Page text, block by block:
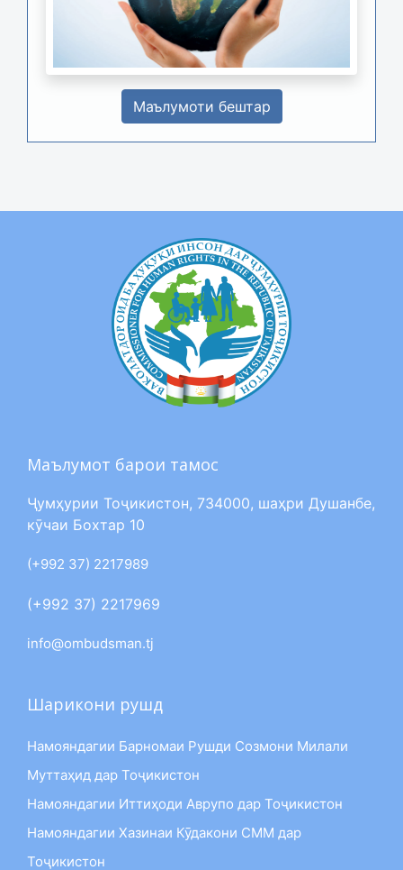
Маълумоти бештар
Маълумот барои тамос
Ҷумҳурии Тоҷикистон, 734000, шаҳри Душанбе,
кӯчаи Бохтар 10
(+992 37) 2217989
(+992 37) 2217969
info@ombudsman.tj
Шарикони рушд
Намояндагии Барномаи Рушди Созмони Милали
Муттаҳид дар Тоҷикистон
Намояндагии Иттиҳоди Аврупо дар Тоҷикистон
Намояндагии Хазинаи Кӯдакони СММ дар
Тоҷикистон